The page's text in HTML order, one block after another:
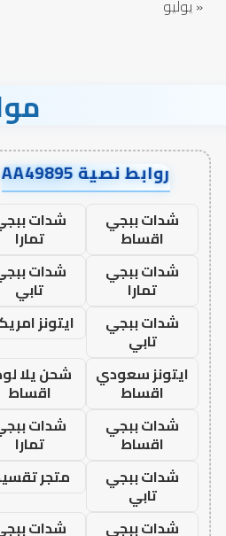
« يوليو
روابط نصية AA49895
شدات ببجي
اقساط
شدات
تمارا
شدات ببجي
تمارا
شدات
تابي
شدات ببجي
تابي
ايتونز
ايتونز سعودي
اقساط
شحن يلا
اقساط
شدات ببجي
اقساط
شدات
تمارا
شدات ببجي
تابي
متجر
شدات ببجي
شدات